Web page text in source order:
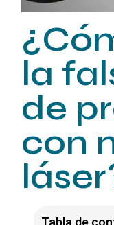
la
de
con